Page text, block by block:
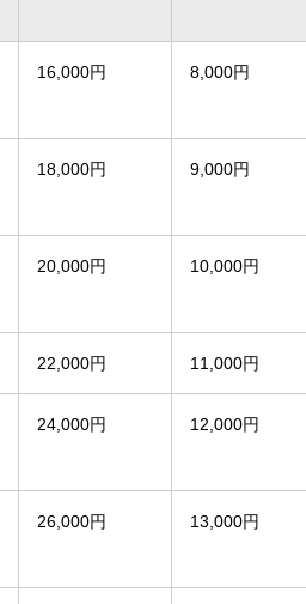
16,000円 8,000円
18,000円 9,000円
20,000円 10,000円
22,000円 11,000円
24,000円 12,000円
26,000円 13,000円